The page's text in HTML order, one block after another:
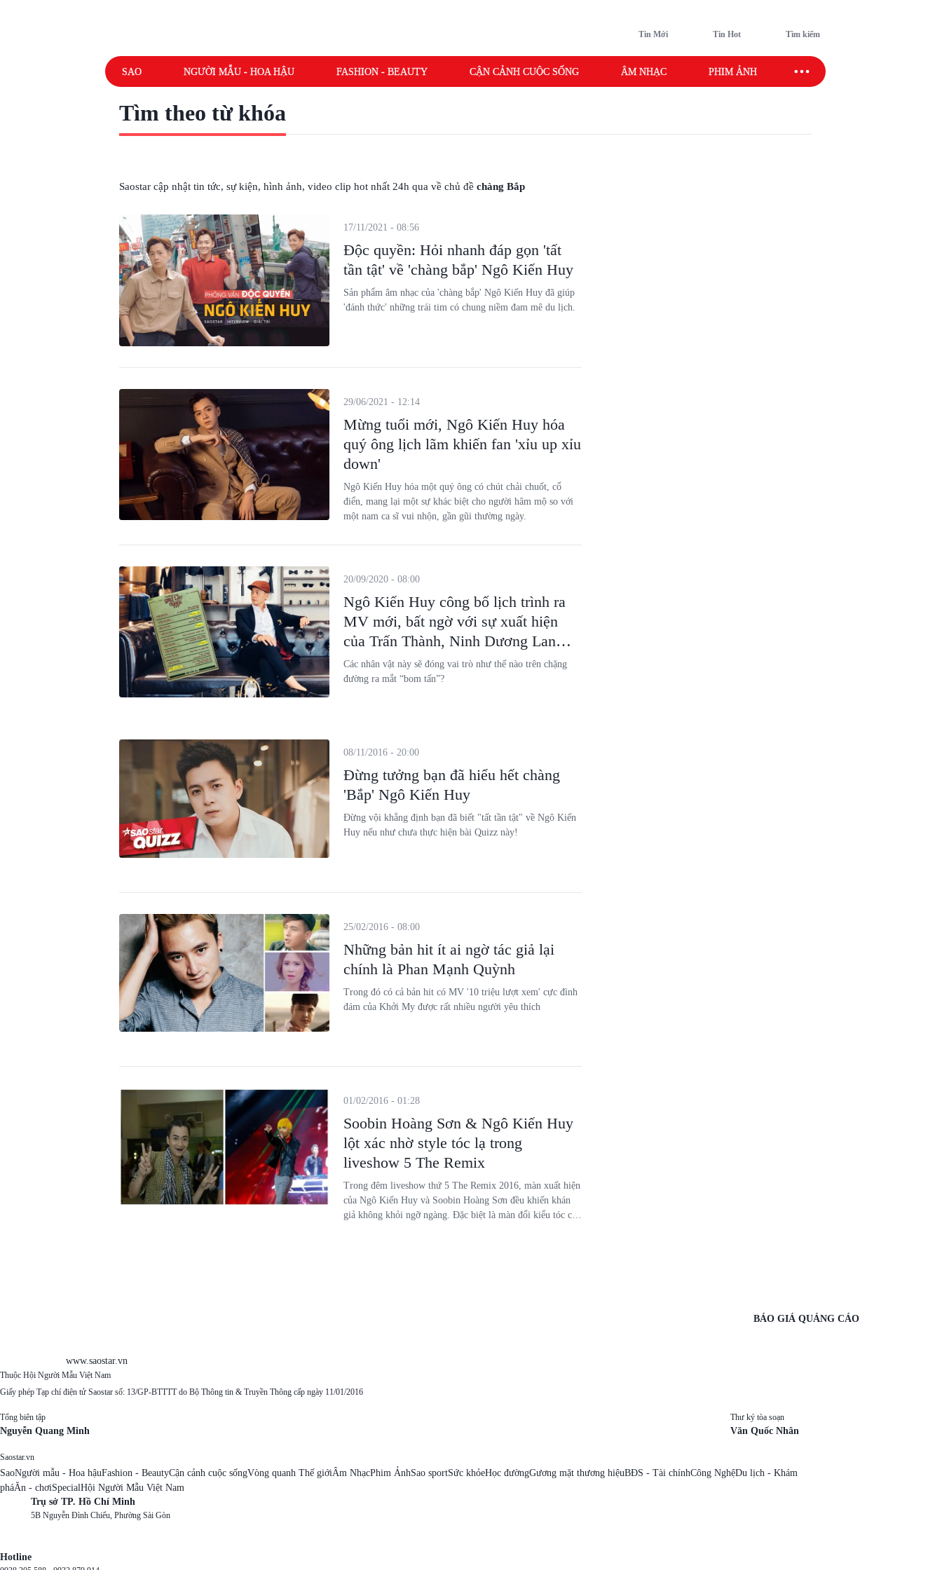
Tin Mới Tin Hot Tìm kiếm
SAO NGƯỜI MẪU - HOA HẬU FASHION - BEAUTY CẬN CẢNH CUỘC SỐNG ÂM NHẠC PHIM ẢNH SAO SPORT
Tìm theo từ khóa
Saostar cập nhật tin tức, sự kiện, hình ảnh, video clip hot nhất 24h qua về chủ đề chàng Bắp
Độc quyền: Hỏi nhanh đáp gọn 'tất
tần tật' về 'chàng bắp' Ngô Kiến Huy
17/11/2021 - 08:56
Sản phẩm âm nhạc của 'chàng bắp' Ngô Kiến Huy đã giúp
'đánh thức' những trái tim có chung niềm đam mê du lịch.
Mừng tuổi mới, Ngô Kiến Huy hóa
quý ông lịch lãm khiến fan 'xỉu up xỉu
down'
29/06/2021 - 12:14
Ngô Kiến Huy hóa một quý ông có chút chải chuốt, cổ
điển, mang lại một sự khác biệt cho người hâm mộ so với
một nam ca sĩ vui nhộn, gần gũi thường ngày.
Ngô Kiến Huy công bố lịch trình ra
MV mới, bất ngờ với sự xuất hiện
của Trấn Thành, Ninh Dương Lan
Ngọc
20/09/2020 - 08:00
Các nhân vật này sẽ đóng vai trò như thế nào trên chặng
đường ra mắt “bom tấn”?
Đừng tưởng bạn đã hiểu hết chàng
'Bắp' Ngô Kiến Huy
08/11/2016 - 20:00
Đừng vội khẳng định bạn đã biết "tất tần tật" về Ngô Kiến
Huy nếu như chưa thực hiện bài Quizz này!
Những bản hit ít ai ngờ tác giả lại
chính là Phan Mạnh Quỳnh
25/02/2016 - 08:00
Trong đó có cả bản hit có MV '10 triệu lượt xem' cực đình
đám của Khởi My được rất nhiều người yêu thích
Soobin Hoàng Sơn & Ngô Kiến Huy
lột xác nhờ style tóc lạ trong
liveshow 5 The Remix
01/02/2016 - 01:28
Trong đêm liveshow thứ 5 The Remix 2016, màn xuất hiện
của Ngô Kiến Huy và Soobin Hoàng Sơn đều khiến khán
giả không khỏi ngỡ ngàng. Đặc biệt là màn đổi kiểu tóc cực
www.saostar.vn
BÁO GIÁ QUẢNG CÁO
Thuộc Hội Người Mẫu Việt Nam
Giấy phép Tạp chí điện tử Saostar số: 13/GP-BTTTT do Bộ Thông tin & Truyền Thông cấp ngày 11/01/2016
Tổng biên tập
Nguyễn Quang Minh
Thư ký tòa soạn
Văn Quốc Nhân
Saostar.vn
SaoNgười mẫu - Hoa hậuFashion - BeautyCận cảnh cuộc sốngVòng quanh Thế giớiÂm NhạcPhim ẢnhSao sportSức khỏeHọc đườngGương mặt thương hiệuBĐS - Tài chínhCông NghệDu lịch - Khám
pháĂn - chơiSpecialHội Người Mẫu Việt Nam
Trụ sở TP. Hồ Chí Minh
5B Nguyễn Đình Chiểu, Phường Sài Gòn
Hotline